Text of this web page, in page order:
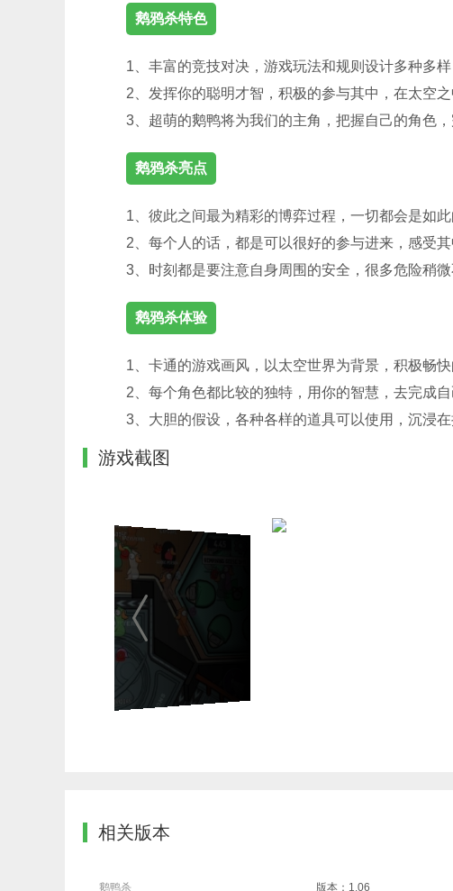
鹅鸦杀特色
1、丰富的竞技对决，游戏玩法和规则设计多种多样
2、发挥你的聪明才智，积极的参与其中，在太空
3、超萌的鹅鸭将为我们的主角，把握自己的角色，
鹅鸦杀亮点
1、彼此之间最为精彩的博弈过程，一切都会是如此
2、每个人的话，都是可以很好的参与进来，感受其
3、时刻都是要注意自身周围的安全，很多危险稍微
鹅鸦杀体验
1、卡通的游戏画风，以太空世界为背景，积极畅快
2、每个角色都比较的独特，用你的智慧，去完成自
3、大胆的假设，各种各样的道具可以使用，沉浸在
游戏截图
相关版本
鹅鸭杀 版本：1.06